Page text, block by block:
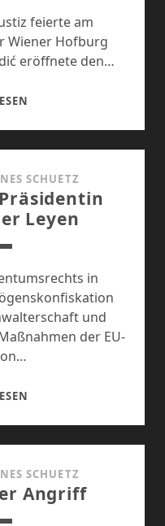
feierte am
Wiener Hofburg
eröffnete den…
JURISTENBALL
SCHUETZ
Leyen
in
und
der EU-
URSULA
VON
SCHUETZ
Angriff